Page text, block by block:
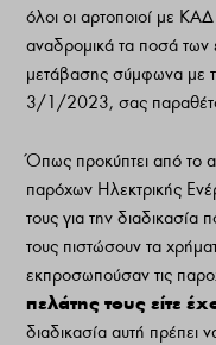
όλοι οι αρτοποιοί με
αναδρομικά τα ποσά των
μετάβασης σύμφωνα με
3/1/2023, σας
Όπως προκύπτει από το
παρόχων Ηλεκτρικής
τους για την
τους πιστώσουν τα
εκπροσωπούσαν τις
πελάτης τους είτε
διαδικασία αυτή